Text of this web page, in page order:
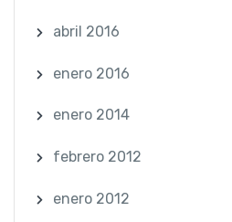
abril 2016
enero 2016
enero 2014
febrero 2012
enero 2012